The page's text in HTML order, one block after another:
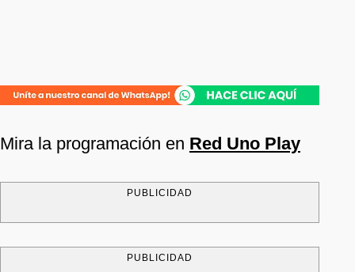
Mira la programación en Red Uno Play
PUBLICIDAD
PUBLICIDAD